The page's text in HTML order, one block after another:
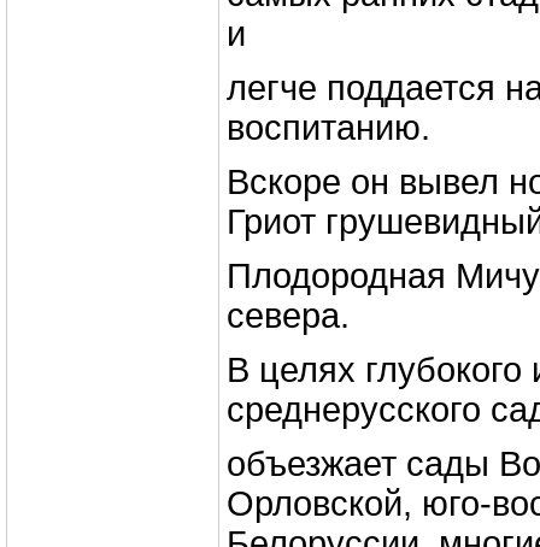
и
легче поддается
воспитанию.
Вскоре он вывел
Гриот
Плодородная
севера.
В целях глубокого
среднерусского
объезжает сады
Орловской, юго-